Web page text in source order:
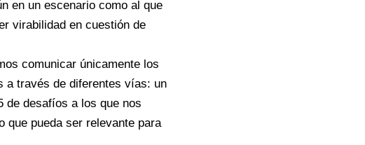
en un escenario como al que
virabilidad en cuestión de
comunicar únicamente los
a través de diferentes vías: un
de desafíos a los que nos
que pueda ser relevante para